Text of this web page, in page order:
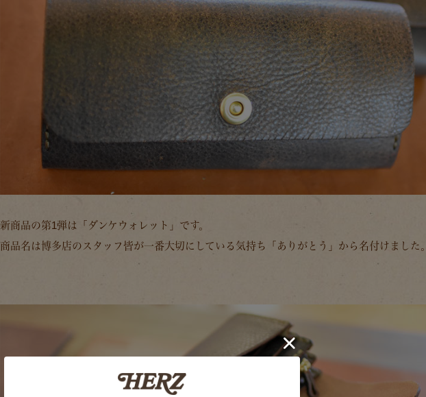
新商品の第1弾は「ダンケウォレット」です。
商品名は博多店のスタッフ皆が一番大切にしている気持ち「ありがとう」から名付けました。